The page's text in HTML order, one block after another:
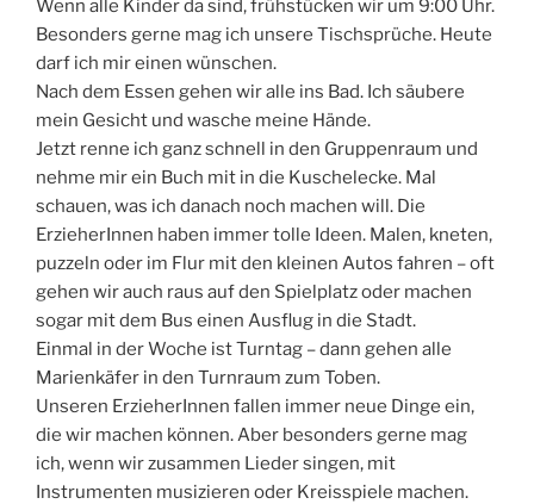
Wenn alle Kinder da sind, frühstücken wir um 9:00 Uhr.
Besonders gerne mag ich unsere Tischsprüche. Heute
darf ich mir einen wünschen.
Nach dem Essen gehen wir alle ins Bad. Ich säubere
mein Gesicht und wasche meine Hände.
Jetzt renne ich ganz schnell in den Gruppenraum und
nehme mir ein Buch mit in die Kuschelecke. Mal
schauen, was ich danach noch machen will. Die
ErzieherInnen haben immer tolle Ideen. Malen, kneten,
puzzeln oder im Flur mit den kleinen Autos fahren – oft
gehen wir auch raus auf den Spielplatz oder machen
sogar mit dem Bus einen Ausflug in die Stadt.
Einmal in der Woche ist Turntag – dann gehen alle
Marienkäfer in den Turnraum zum Toben.
Unseren ErzieherInnen fallen immer neue Dinge ein,
die wir machen können. Aber besonders gerne mag
ich, wenn wir zusammen Lieder singen, mit
Instrumenten musizieren oder Kreisspiele machen.